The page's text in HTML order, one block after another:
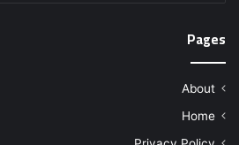
Pages
About
Home